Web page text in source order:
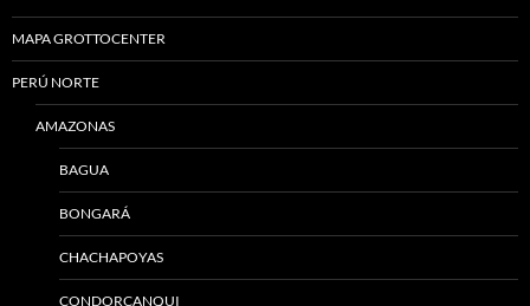
MAPA GROTTOCENTER
PERÚ NORTE
AMAZONAS
BAGUA
BONGARÁ
CHACHAPOYAS
CONDORCANQUI